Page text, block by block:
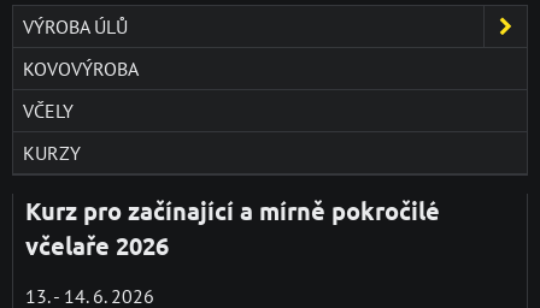
VÝROBA ÚLŮ
KOVOVÝROBA
VČELY
KURZY
Kurz pro začínající a mírně pokročilé
včelaře 2026
13. - 14. 6. 2026